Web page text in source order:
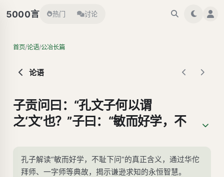
5000言 热门 讨论
首页/论语/公冶长篇
论语
子贡问曰：“孔文子何以谓
之‘文’也？”子曰：“敏而好学，不
孔子解读“敏而好学，不耻下问”的真正含义，通过华佗
拜师、一字师等典故，揭示谦逊求知的永恒智慧。